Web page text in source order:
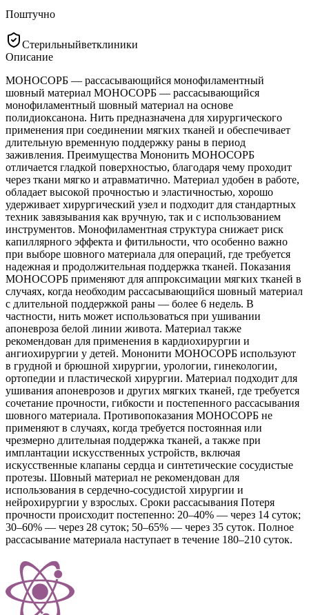
Поштучно
Стерильныйветклиники
Описание
МОНОСОРБ — рассасывающийся монофиламентный
шовный материал МОНОСОРБ — рассасывающийся
монофиламентный шовный материал на основе
полидиоксанона. Нить предназначена для хирургического
применения при соединении мягких тканей и обеспечивает
длительную временную поддержку раны в период
заживления. Преимущества Мононить МОНОСОРБ
отличается гладкой поверхностью, благодаря чему проходит
через ткани мягко и атравматично. Материал удобен в работе,
обладает высокой прочностью и эластичностью, хорошо
удерживает хирургический узел и подходит для стандартных
техник завязывания как вручную, так и с использованием
инструментов. Монофиламентная структура снижает риск
капиллярного эффекта и фитильности, что особенно важно
при выборе шовного материала для операций, где требуется
надежная и продолжительная поддержка тканей. Показания
МОНОСОРБ применяют для аппроксимации мягких тканей в
случаях, когда необходим рассасывающийся шовный материал
с длительной поддержкой раны — более 6 недель. В
частности, нить может использоваться при ушивании
апоневроза белой линии живота. Материал также
рекомендован для применения в кардиохирургии и
ангиохирургии у детей. Мононити МОНОСОРБ используют
в грудной и брюшной хирургии, урологии, гинекологии,
ортопедии и пластической хирургии. Материал подходит для
ушивания апоневрозов и других мягких тканей, где требуется
сочетание прочности, гибкости и постепенного рассасывания
шовного материала. Противопоказания МОНОСОРБ не
применяют в случаях, когда требуется постоянная или
чрезмерно длительная поддержка тканей, а также при
имплантации искусственных устройств, включая
искусственные клапаны сердца и синтетические сосудистые
протезы. Шовный материал не рекомендован для
использования в сердечно-сосудистой хирургии и
нейрохирургии у взрослых. Сроки рассасывания Потеря
прочности происходит постепенно: 20–40% — через 14 суток;
30–60% — через 28 суток; 50–65% — через 35 суток. Полное
рассасывание материала наступает в течение 180–210 суток.